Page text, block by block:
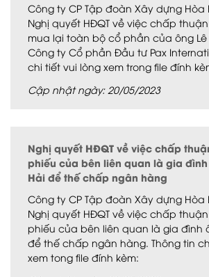
Công ty CP Tập đoàn Xây dựng Hòa
Nghị quyết HĐQT về việc chấp
mua lại toàn bộ cổ phần của ông Lê
Công ty Cổ phần Đầu tư Pax
chi tiết vui lòng xem trong file đính
Cập nhật ngày: 20/05/2023
Nghị quyết HĐQT về việc chấp
phiếu của bên liên quan là gia đình
Hải để thế chấp ngân hàng
Công ty CP Tập đoàn Xây dựng Hòa
Nghị quyết HĐQT về việc chấp
phiếu của bên liên quan là gia đình
để thế chấp ngân hàng. Thông tin
xem tong file đính kèm: